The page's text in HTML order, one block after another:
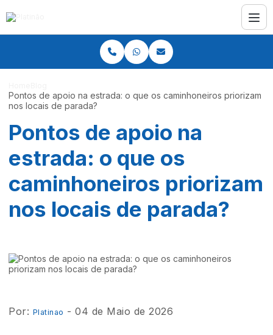
Pontos de apoio na estrada: o que os caminhoneiros priorizam
nos locais de parada?
Pontos de apoio na
estrada: o que os
caminhoneiros priorizam
nos locais de parada?
Por: Platinao - 04 de Maio de 2026